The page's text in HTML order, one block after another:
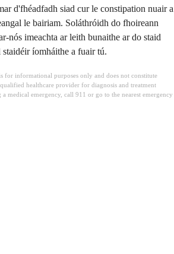
d'fhéadfadh siad cur le constipation nuair a
le bairiam. Soláthróidh do fhoireann
nós imeachta ar leith bunaithe ar do staid
staidéir íomháithe a fuair tú.
for informational purposes only and does not constitute
healthcare provider for diagnosis and treatment
medical emergency, call 911 or go to the nearest emergency